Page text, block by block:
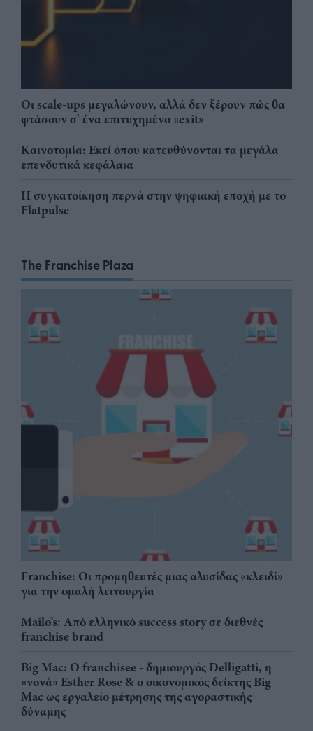
Οι scale-ups μεγαλώνουν, αλλά δεν ξέρουν πώς θα
φτάσουν σ' ένα επιτυχημένο «exit»
Καινοτομία: Εκεί όπου κατευθύνονται τα μεγάλα
επενδυτικά κεφάλαια
Η συγκατοίκηση περνά στην ψηφιακή εποχή με το
Flatpulse
The Franchise Plaza
Franchise: Οι προμηθευτές μιας αλυσίδας «κλειδί»
για την ομαλή λειτουργία
Mailo’s: Από ελληνικό success story σε διεθνές
franchise brand
Big Mac: Ο franchisee - δημιουργός Delligatti, η
«νονά» Esther Rose & ο οικονομικός δείκτης Big
Mac ως εργαλείο μέτρησης της αγοραστικής
δύναμης